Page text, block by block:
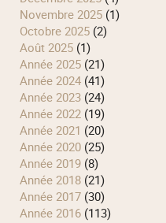
novembre 2025(1)
octobre 2025(2)
août 2025(1)
année 2025(21)
année 2024(41)
année 2023(24)
année 2022(19)
année 2021 (20)
année 2020(25)
année 2019(8)
année 2018(21)
année 2017(30)
année 2016(113)